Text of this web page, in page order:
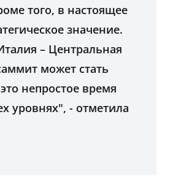
того, в настоящее
значение.
– Центральная
может стать
непростое время
уровнях", - отметила